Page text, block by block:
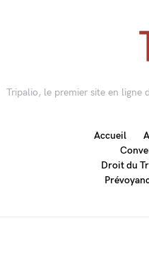
Tripalio, le premier site en ligne
Accueil
Droit du